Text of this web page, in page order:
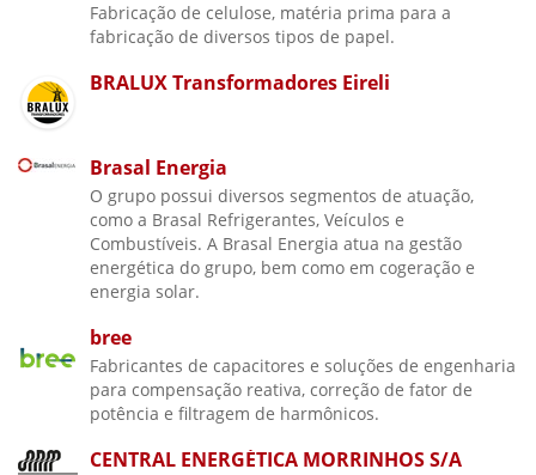
Fabricação de celulose, matéria prima para a
fabricação de diversos tipos de papel.
BRALUX Transformadores Eireli
Brasal Energia
O grupo possui diversos segmentos de atuação,
como a Brasal Refrigerantes, Veículos e
Combustíveis. A Brasal Energia atua na gestão
energética do grupo, bem como em cogeração e
energia solar.
bree
Fabricantes de capacitores e soluções de engenharia
para compensação reativa, correção de fator de
potência e filtragem de harmônicos.
CENTRAL ENERGÉTICA MORRINHOS S/A